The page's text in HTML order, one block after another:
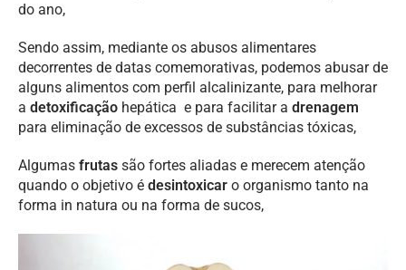
do ano,
Sendo assim, mediante os abusos alimentares
decorrentes de datas comemorativas, podemos abusar de
alguns alimentos com perfil alcalinizante, para melhorar
a detoxificação hepática e para facilitar a drenagem
para eliminação de excessos de substâncias tóxicas,
Algumas frutas são fortes aliadas e merecem atenção
quando o objetivo é desintoxicar o organismo tanto na
forma in natura ou na forma de sucos,